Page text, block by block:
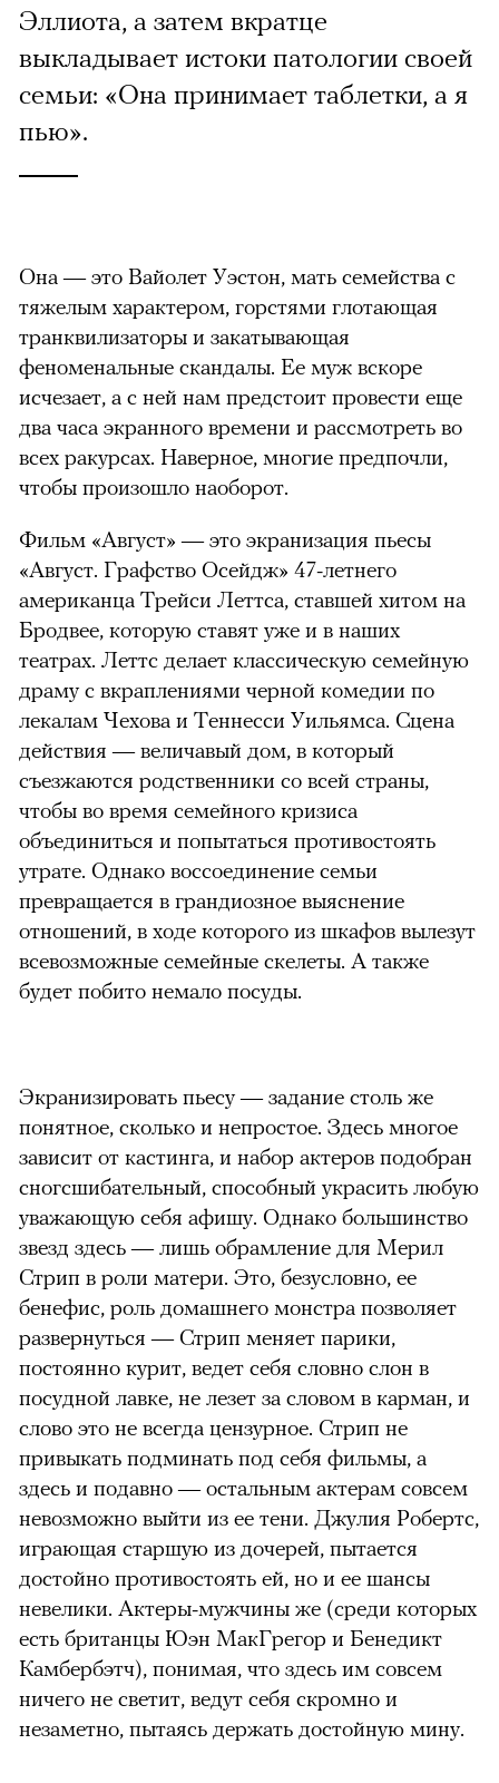
Эллиота, а затем вкратце
выкладывает истоки патологии своей
семьи: «Она принимает таблетки, а я
пью».
Она — это Вайолет Уэстон, мать семейства с
тяжелым характером, горстями глотающая
транквилизаторы и закатыва­ющая
феноменальные скандалы. Ее муж вскоре
исчезает, а с ней нам предстоит провести еще
два часа экранного времени и рассмотреть во
всех ракурсах. Наверное, многие предпочли,
чтобы произошло наоборот.
Фильм «Август» — это экранизация пьесы
«Август. Графство Осейдж» 47-летнего
американца Трейси Леттса, ставшей хитом на
Бродвее, которую ставят уже и в наших
театрах. Леттс делает классическую семейную
драму с вкраплениями черной комедии по
лекалам Чехова и Теннесси Уильямса. Сцена
действия — величавый дом, в который
съезжаются родственники со всей страны,
чтобы во время семейного кризиса
объединиться и попытаться противостоять
утрате. Однако воссоединение семьи
превращается в грандиозное выяснение
отношений, в ходе которого из шкафов вылезут
всевозможные семейные скелеты. А также
будет побито немало посуды.
Экранизировать пьесу — задание столь же
понятное, сколько и непростое. Здесь многое
зависит от кастинга, и набор актеров подобран
сног­сшибательный, способный украсить любую
уважающую себя афишу. Однако большинство
звезд здесь — лишь обрамление для Мерил
Стрип в роли матери. Это, безусловно, ее
бенефис, роль домашнего монстра позволяет
развернуться — Стрип меняет парики,
постоянно курит, ведет себя словно слон в
посудной лавке, не лезет за словом в карман, и
слово это не всегда цензурное. Стрип не
привыкать подминать под себя фильмы, а
здесь и подавно — остальным актерам совсем
невозможно выйти из ее тени. Джулия Робертс,
играющая старшую из дочерей, пытается
достойно противостоять ей, но и ее шансы
невелики. Актеры-мужчины же (среди которых
есть британцы Юэн МакГрегор и Бенедикт
Камбербэтч), понимая, что здесь им совсем
ничего не светит, ведут себя скромно и
незаметно, пытаясь держать достойную мину.